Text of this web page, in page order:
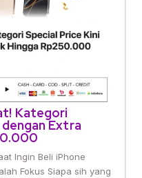
Kategori
Extra
Ingin Beli iPhone
Fokus Siapa sih yang